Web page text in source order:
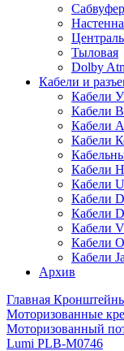
Сабвуфер
Тыловая
Dolby
Кабели и
Кабели
Кабели
Кабели
Кабели
Кабели
Кабели
Кабели
Кабели
Кабели
Кабели
Кабели
Архив
Главная
Моторизованные
Моторизованный
Lumi PLB-M0746